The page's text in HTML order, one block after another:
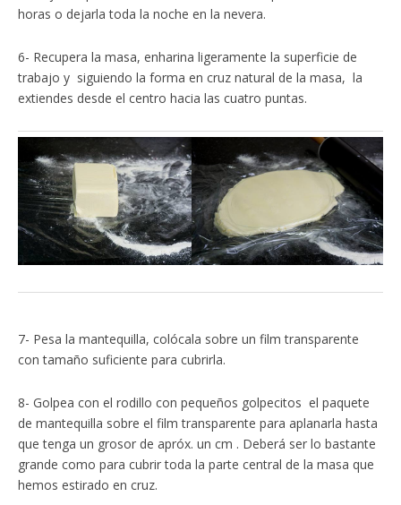
horas o dejarla toda la noche en la nevera.
6- Recupera la masa, enharina ligeramente la superficie de
trabajo y siguiendo la forma en cruz natural de la masa, la
extiendes desde el centro hacia las cuatro puntas.
7- Pesa la mantequilla, colócala sobre un film transparente
con tamaño suficiente para cubrirla.
8- Golpea con el rodillo con pequeños golpecitos el paquete
de mantequilla sobre el film transparente para aplanarla hasta
que tenga un grosor de apróx. un cm . Deberá ser lo bastante
grande como para cubrir toda la parte central de la masa que
hemos estirado en cruz.